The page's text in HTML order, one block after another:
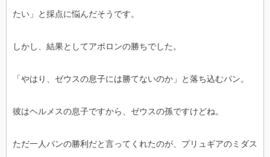
たい」と採点に悩んだそうです。
しかし、結果としてアポロンの勝ちでした。
「やはり、ゼウスの息子には勝てないのか」と落ち込むパン。
彼はヘルメスの息子ですから、ゼウスの孫ですけどね。
ただ一人パンの勝利だと言ってくれたのが、プリュギアのミダス